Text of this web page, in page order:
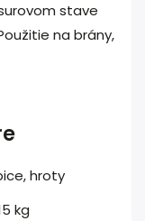
stave
na brány,
hroty
kg